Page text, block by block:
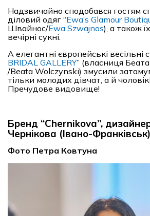
Надзвичайно сподобався гостям
діловий одяг “Ewa’s Glamour
Швайнос/Ewa Szwajnos), а також
вечірні сукні.
А елегантні європейські весільні
BRIDAL GALLERY” (власниця
/Beata Wolczynski) змусили
тільки молодих дівчат, а й
Пречудове видовище!
Бренд “Chernikova”,
Чернікова (Івано-Франківськ)
Фото Петра Ковтуна